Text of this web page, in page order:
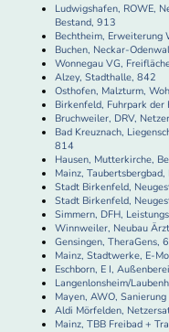
Ludwigshafen, ROWE,
Bestand, 913
Bechtheim, Erweiterung
Buchen, Neckar-
Wonnegau VG,
Alzey, Stadthalle, 842
Osthofen, Malzturm,
Birkenfeld, Fuhrpark
Bruchweiler, DRV,
Bad Kreuznach,
814
Hausen, Mutterkirche,
Mainz,
Stadt Birkenfeld,
Stadt Birkenfeld,
Simmern, DFH,
Winnweiler, Neubau
Gensingen, TheraGens,
Mainz, Stadtwerke, E-
Eschborn, E I,
Langenlonsheim/
Mayen, AWO,
Aldi Mörfelden,
Mainz, TBB Freibad +